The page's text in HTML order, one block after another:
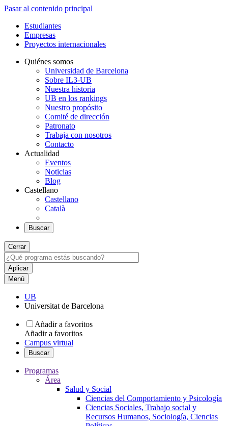
Pasar al contenido principal
Estudiantes
Empresas
Proyectos internacionales
Quiénes somos
Universidad de Barcelona
Sobre IL3-UB
Nuestra historia
UB en los rankings
Nuestro propósito
Comité de dirección
Patronato
Trabaja con nosotros
Contacto
Actualidad
Eventos
Noticias
Blog
Castellano
Castellano
Català
Buscar
Cerrar
Menú
UB
Universitat de Barcelona
Añadir a favoritos
Añadir a favoritos
Campus virtual
Buscar
Programas
Área
Salud y Social
Ciencias del Comportamiento y Psicología
Ciencias Sociales, Trabajo social y
Recursos Humanos, Sociología, Ciencias